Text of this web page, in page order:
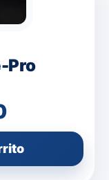
Pro